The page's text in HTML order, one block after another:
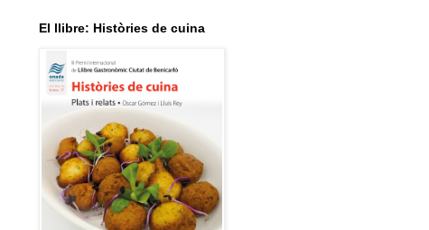
El llibre: Històries de cuina